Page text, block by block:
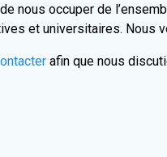
nous occuper de
et universitaires. Nous
afin que nous